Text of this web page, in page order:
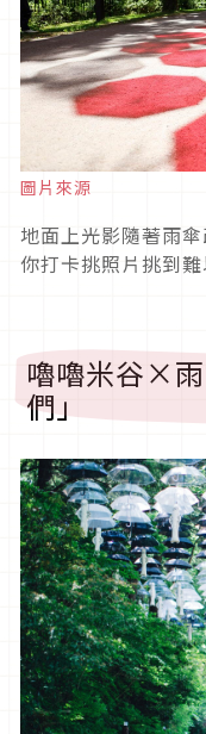
圖片來源
地面上光影隨著雨
你打卡挑照片挑到難
嚕嚕米谷×
們」